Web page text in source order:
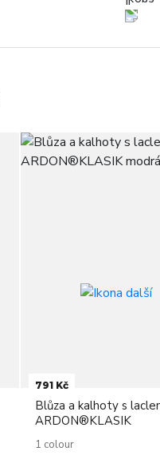
791 Kč
Blůza a kalhoty s
ARDON®KLASIK
1 colour